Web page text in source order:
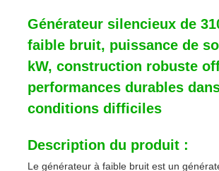
Générateur silencieux de
faible bruit, puissance de
kW, construction robuste
performances durables
conditions difficiles
Description du produit :
Le générateur à faible bruit est un